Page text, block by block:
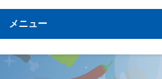
メニュー